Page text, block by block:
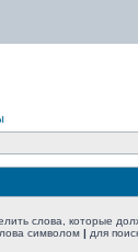
слова, которые
символом | для